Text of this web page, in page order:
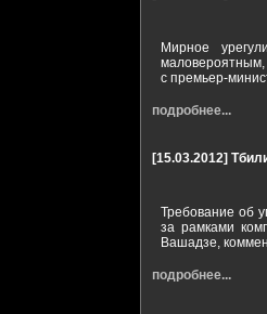
Мирное
с премьер-
подробнее...
[15.03.2012]
Требование об
за рамками
Вашадзе,
подробнее...